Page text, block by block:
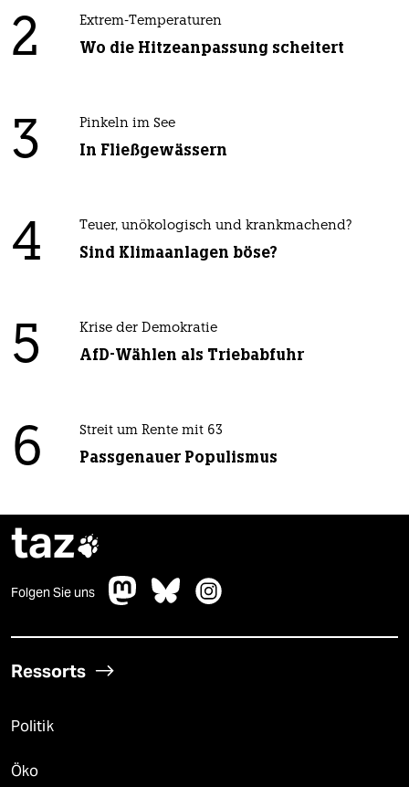
2 Extrem-Temperaturen
Wo die Hitzeanpassung scheitert
3 Pinkeln im See
In Fließgewässern
4 Teuer, unökologisch und krankmachend?
Sind Klimaanlagen böse?
5 Krise der Demokratie
AfD-Wählen als Triebabfuhr
6 Streit um Rente mit 63
Passgenauer Populismus
taz
Folgen Sie uns
Ressorts
Politik
Öko